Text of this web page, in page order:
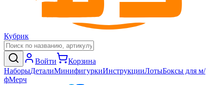
Кубрик
Войти
Корзина
НаборыДеталиМинифигуркиИнструкцииЛотыБоксы для м/
фМерч